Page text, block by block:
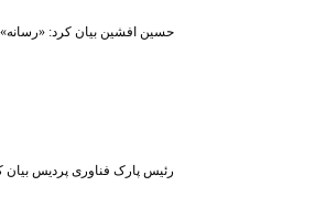
حسین افشین بیان کرد:
رئیس پارک فناوری پردیس